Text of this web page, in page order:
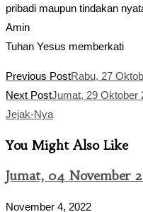
pribadi maupun tindakan
Amin
Tuhan Yesus memberkati
Read
more
articles
Previous PostRabu, 27
Next PostJumat, 29 Oktober
Jejak-Nya
You Might Also Like
Jumat, 04 November
November 4, 2022